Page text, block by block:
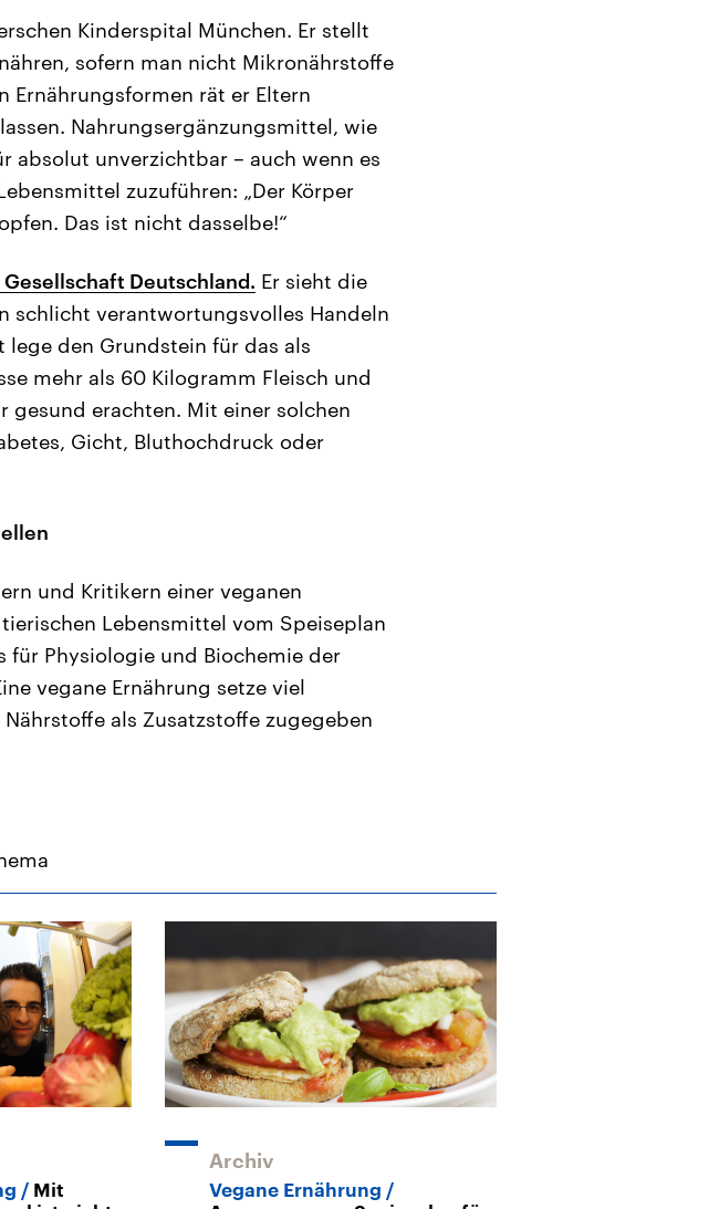
Kinderspital München. Er stellt
sofern man nicht Mikronährstoffe
Ernährungsformen rät er Eltern
Nahrungsergänzungsmittel, wie
absolut unverzichtbar – auch wenn es
zuzuführen: „Der Körper
Das ist nicht dasselbe!“
Deutschland. Er sieht die
schlicht verantwortungsvolles Handeln
lege den Grundstein für das als
mehr als 60 Kilogramm Fleisch und
gesund erachten. Mit einer solchen
Gicht, Bluthochdruck oder
und Kritikern einer veganen
Lebensmittel vom Speiseplan
für Physiologie und Biochemie der
vegane Ernährung setze viel
als Zusatzstoffe zugegeben
Mit
Archiv
Vegane Ernährung